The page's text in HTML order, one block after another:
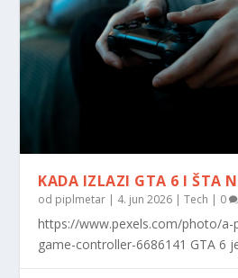
KADA IZLAZI GTA 6 I ŠTA
od piplmetar | 4. jun 2026 |Tech | 0
https://www.pexels.com/photo/a-
game-controller-6686141 GTA 6